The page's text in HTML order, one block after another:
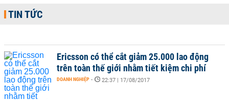
TIN TỨC
Ericsson có thể cắt giảm 25.000 lao động
trên toàn thế giới nhằm tiết kiệm chi phí
DOANH NGHIỆP - 22:37 | 17/08/2017